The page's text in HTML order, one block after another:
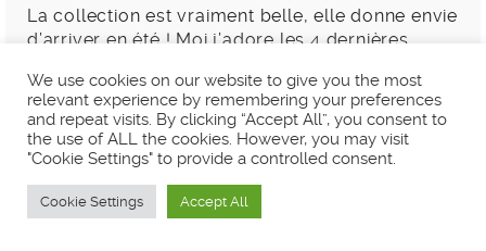
La collection est vraiment belle, elle donne envie
d’arriver en été ! Moi j’adore les 4 dernières
pétillantes, comme j’aime !
Belle fin d’après-midi ! 🙂
RÉPONDRE
We use cookies on our website to give you the most
relevant experience by remembering your preferences
and repeat visits. By clicking “Accept All”, you consent to
the use of ALL the cookies. However, you may visit
"Cookie Settings" to provide a controlled consent.
Cookie Settings Accept All